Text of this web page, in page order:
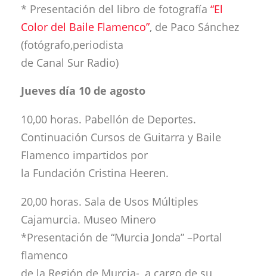
* Presentación del libro de fotografía “El
Color del Baile Flamenco”, de Paco Sánchez
(fotógrafo,periodista
de Canal Sur Radio)
Jueves día 10 de agosto
10,00 horas. Pabellón de Deportes.
Continuación Cursos de Guitarra y Baile
Flamenco impartidos por
la Fundación Cristina Heeren.
20,00 horas. Sala de Usos Múltiples
Cajamurcia. Museo Minero
*Presentación de “Murcia Jonda” –Portal
flamenco
de la Región de Murcia-, a cargo de su